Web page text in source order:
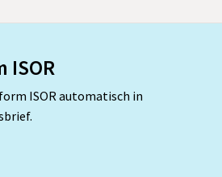
ISOR
ISOR automatisch in